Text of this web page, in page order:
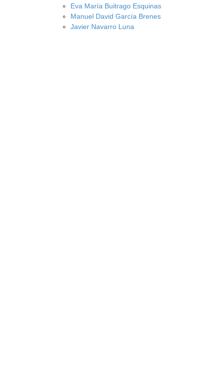
Eva María Buitrago Esquinas
Manuel David García Brenes
Javier Navarro Luna